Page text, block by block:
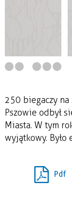
250 biegaczy na
Pszowie odbył
Miasta. W tym
wyjątkowy.
Pdf